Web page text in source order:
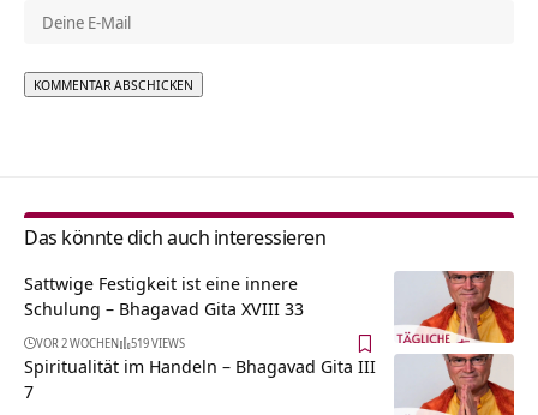
Das könnte dich auch interessieren
Sattwige Festigkeit ist eine innere
Schulung – Bhagavad Gita XVIII 33
VOR 2 WOCHEN 519 VIEWS
Spiritualität im Handeln – Bhagavad Gita III
7